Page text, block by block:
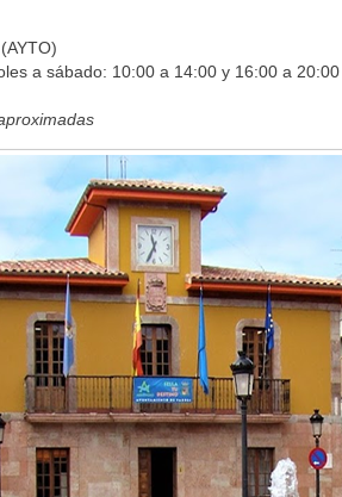
a sábado: 10:00 a 14:00 y 16:00 a